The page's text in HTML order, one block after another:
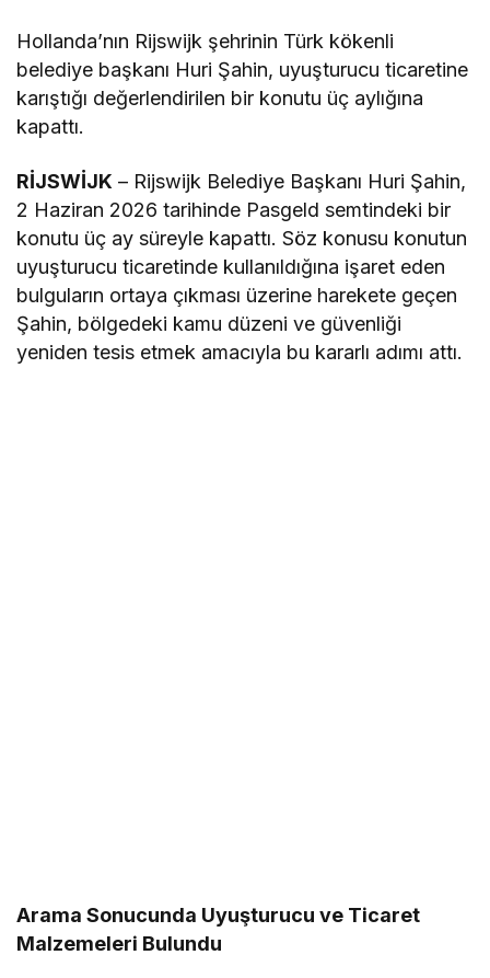
Hollanda’nın Rijswijk şehrinin Türk kökenli
belediye başkanı Huri Şahin, uyuşturucu ticaretine
karıştığı değerlendirilen bir konutu üç aylığına
kapattı.
RİJSWİJK – Rijswijk Belediye Başkanı Huri Şahin,
2 Haziran 2026 tarihinde Pasgeld semtindeki bir
konutu üç ay süreyle kapattı. Söz konusu konutun
uyuşturucu ticaretinde kullanıldığına işaret eden
bulguların ortaya çıkması üzerine harekete geçen
Şahin, bölgedeki kamu düzeni ve güvenliği
yeniden tesis etmek amacıyla bu kararlı adımı attı.
Arama Sonucunda Uyuşturucu ve Ticaret
Malzemeleri Bulundu